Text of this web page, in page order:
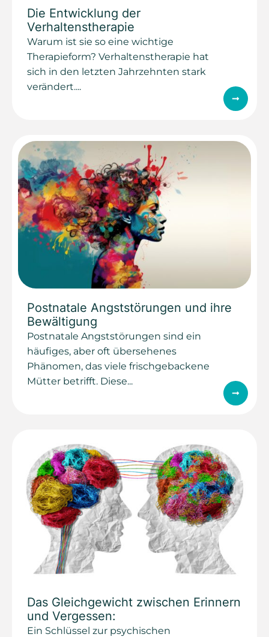
Die Entwicklung der
Verhaltenstherapie
Warum ist sie so eine wichtige
Therapieform? Verhaltenstherapie hat
sich in den letzten Jahrzehnten stark
verändert....
Postnatale Angststörungen und ihre
Bewältigung
Postnatale Angststörungen sind ein
häufiges, aber oft übersehenes
Phänomen, das viele frischgebackene
Mütter betrifft. Diese...
Das Gleichgewicht zwischen Erinnern
und Vergessen:
Ein Schlüssel zur psychischen